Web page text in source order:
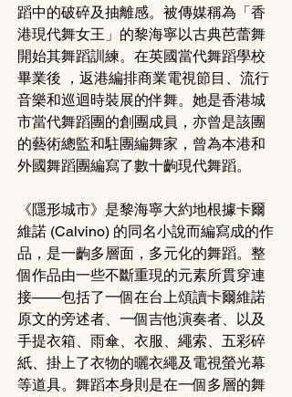
蹈中的破碎及抽離感。被傳媒稱為「香
港現代舞女王」的黎海寧以古典芭蕾舞
開始其舞蹈訓練。在英國當代舞蹈學校
畢業後 ，返港編排商業電視節目、流行
音樂和巡迴時裝展的伴舞。她是香港城
市當代舞蹈團的創團成員，亦曾是該團
的藝術總監和駐團編舞家，曾為本港和
外國舞蹈團編寫了數十齣現代舞蹈。
《隱形城市》是黎海寧大約地根據卡爾
維諾 (Calvino) 的同名小說而編寫成的作
品，是一齣多層面，多元化的舞蹈。整
個作品由一些不斷重現的元素所貫穿連
接——包括了一個在台上頌讀卡爾維諾
原文的旁述者、一個吉他演奏者、以及
手提衣箱、雨傘、衣服、繩索、五彩碎
紙、掛上了衣物的曬衣繩及電視螢光幕
等道具。舞蹈本身則是在一個多層的舞